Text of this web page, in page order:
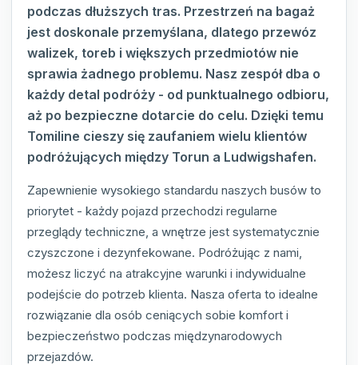
podczas dłuższych tras. Przestrzeń na bagaż
jest doskonale przemyślana, dlatego przewóz
walizek, toreb i większych przedmiotów nie
sprawia żadnego problemu. Nasz zespół dba o
każdy detal podróży - od punktualnego odbioru,
aż po bezpieczne dotarcie do celu. Dzięki temu
Tomiline cieszy się zaufaniem wielu klientów
podróżujących między Torun a Ludwigshafen.
Zapewnienie wysokiego standardu naszych busów to
priorytet - każdy pojazd przechodzi regularne
przeglądy techniczne, a wnętrze jest systematycznie
czyszczone i dezynfekowane. Podróżując z nami,
możesz liczyć na atrakcyjne warunki i indywidualne
podejście do potrzeb klienta. Nasza oferta to idealne
rozwiązanie dla osób ceniących sobie komfort i
bezpieczeństwo podczas międzynarodowych
przejazdów.